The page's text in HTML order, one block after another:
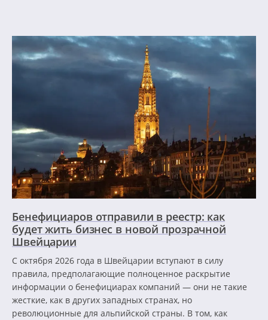
Бенефициаров отправили в реестр: как
будет жить бизнес в новой прозрачной
Швейцарии
С октября 2026 года в Швейцарии вступают в силу
правила, предполагающие полноценное раскрытие
информации о бенефициарах компаний — они не такие
жесткие, как в других западных странах, но
революционные для альпийской страны. В том, как